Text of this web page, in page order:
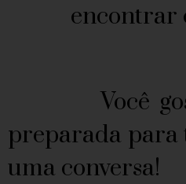
encontrar
Você
preparada para
uma conversa!